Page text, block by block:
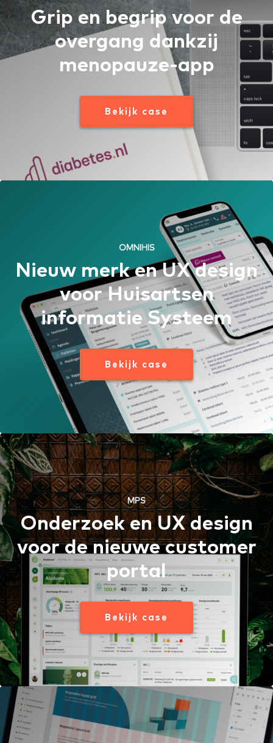
Grip en begrip voor de
overgang dankzij
menopauze-app
Bekijk case
OMNIHIS
Nieuw merk en UX design
voor Huisartsen
informatie Systeem
Bekijk case
MPS
Onderzoek en UX design
voor de nieuwe customer
portal
Bekijk case